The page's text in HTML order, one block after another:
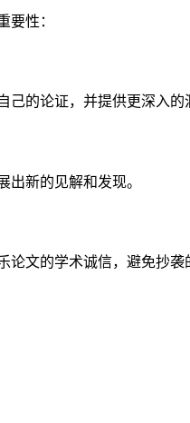
要性：
的论证，并提供更深入的
新的见解和发现。
文的学术诚信，避免抄袭